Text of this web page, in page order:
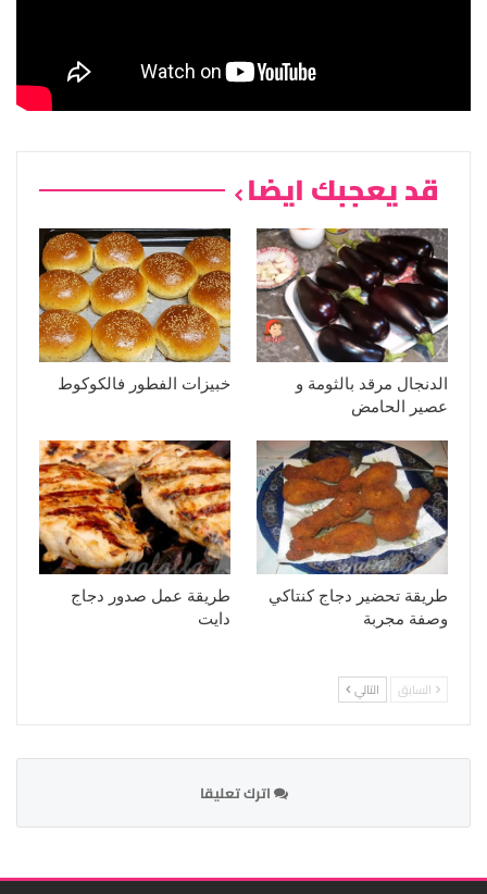
قد يعجبك ايضا
الدنجال مرقد بالثومة و
عصير الحامض
خبيزات الفطور فالكوكوط
طريقة تحضير دجاج كنتاكي
وصفة مجربة
طريقة عمل صدور دجاج
دايت
السابق التالي
اترك تعليقا